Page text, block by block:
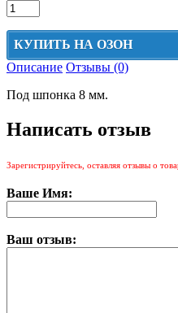
КУПИТЬ НА ОЗОН
Цена на Озон включает
Этот товар можно приобрести на
Описание Отзывы (0)
Под шпонка 8 мм.
Написать отзыв
Зарегистрируйтесь, оставляя отзывы о
Ваше Имя:
Ваш отзыв: